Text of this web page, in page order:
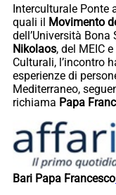
Interculturale Ponte
quali il Movimento
dell’Università
Nikolaos, del MEIC
Culturali, l’incontro
esperienze di
Mediterraneo,
richiama Papa
Bari Papa Francesco